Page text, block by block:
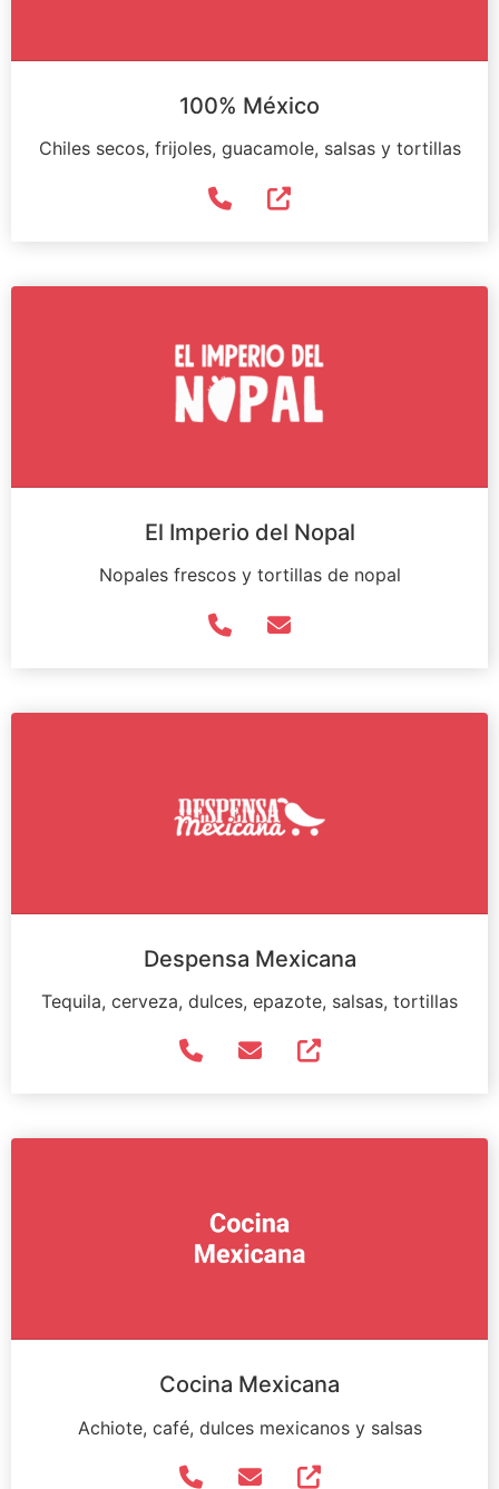
100% México
Chiles secos, frijoles, guacamole, salsas y tortillas
El Imperio del Nopal
Nopales frescos y tortillas de nopal
Despensa Mexicana
Tequila, cerveza, dulces, epazote, salsas, tortillas
Cocina Mexicana
Achiote, café, dulces mexicanos y salsas